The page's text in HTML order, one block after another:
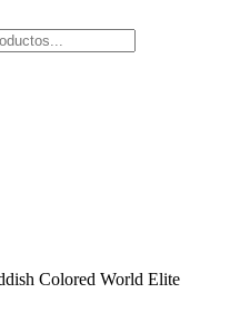
Colored World Elite